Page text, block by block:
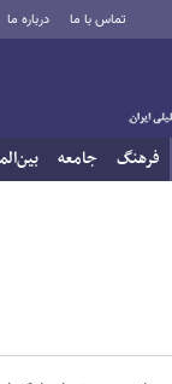
تماس با ما درباره ما
فرهنگ جامعه